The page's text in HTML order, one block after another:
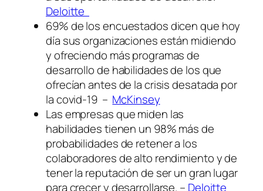
Deloitte
69% de los encuestados dicen que hoy
día sus organizaciones están midiendo
y ofreciendo más programas de
desarrollo de habilidades de los que
ofrecían antes de la crisis desatada por
la covid-19 – McKinsey
Las empresas que miden las
habilidades tienen un 98% más de
probabilidades de retener a los
colaboradores de alto rendimiento y de
tener la reputación de ser un gran lugar
para crecer y desarrollarse. – Deloitte